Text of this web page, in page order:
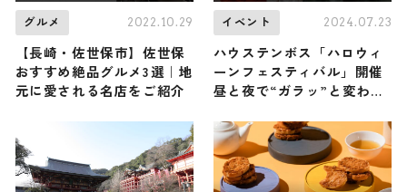
グルメ 2022.10.29
【長崎・佐世保市】佐世保
おすすめ絶品グルメ3選｜地
元に愛される名店をご紹介
イベント 2024.07.23
ハウステンボス「ハロウィ
ーンフェスティバル」開催
昼と夜で“ガラッ”と変わる